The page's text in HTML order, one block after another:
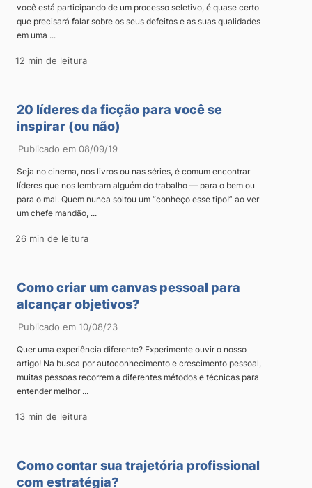
você está participando de um processo seletivo, é quase certo
que precisará falar sobre os seus defeitos e as suas qualidades
em uma ...
12 min de leitura
20 líderes da ficção para você se
inspirar (ou não)
Publicado em 08/09/19
Seja no cinema, nos livros ou nas séries, é comum encontrar
líderes que nos lembram alguém do trabalho — para o bem ou
para o mal. Quem nunca soltou um “conheço esse tipo!” ao ver
um chefe mandão, ...
26 min de leitura
Como criar um canvas pessoal para
alcançar objetivos?
Publicado em 10/08/23
Quer uma experiência diferente? Experimente ouvir o nosso
artigo! Na busca por autoconhecimento e crescimento pessoal,
muitas pessoas recorrem a diferentes métodos e técnicas para
entender melhor ...
13 min de leitura
Como contar sua trajetória profissional
com estratégia?